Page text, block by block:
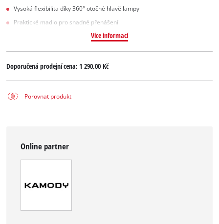
Vysoká flexibilita díky 360° otočné hlavě lampy
Praktické madlo pro snadné přenášení
Více informací
Doporučená prodejní cena:1 290,00 Kč
Porovnat produkt
Online partner